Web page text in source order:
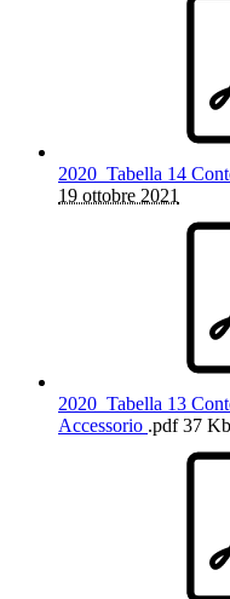
2020_Tabella 14
19 ottobre 2021
2020_Tabella 13
Accessorio .pdf37